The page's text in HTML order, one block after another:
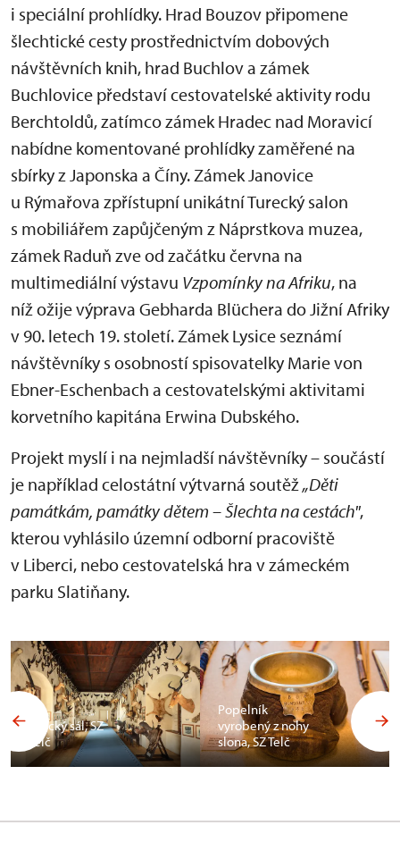
i speciální prohlídky. Hrad Bouzov připomene
šlechtické cesty prostřednictvím dobových
návštěvních knih, hrad Buchlov a zámek
Buchlovice představí cestovatelské aktivity rodu
Berchtoldů, zatímco zámek Hradec nad Moravicí
nabídne komentované prohlídky zaměřené na
sbírky z Japonska a Číny. Zámek Janovice
u Rýmařova zpřístupní unikátní Turecký salon
s mobiliářem zapůjčeným z Náprstkova muzea,
zámek Raduň zve od začátku června na
multimediální výstavu Vzpomínky na Afriku, na
níž ožije výprava Gebharda Blüchera do Jižní Afriky
v 90. letech 19. století. Zámek Lysice seznámí
návštěvníky s osobností spisovatelky Marie von
Ebner-Eschenbach a cestovatelskými aktivitami
korvetního kapitána Erwina Dubského.
Projekt myslí i na nejmladší návštěvníky – součástí
je například celostátní výtvarná soutěž„Děti
památkám, památky dětem – Šlechta na cestách",
kterou vyhlásilo územní odborní pracoviště
v Liberci, nebo cestovatelská hra v zámeckém
parku Slatiňany.
Africký sál, SZ
Telč
Popelník
vyrobený z nohy
slona, SZ Telč